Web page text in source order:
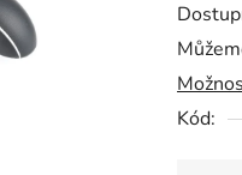
je
0,0
z
5
Kód: